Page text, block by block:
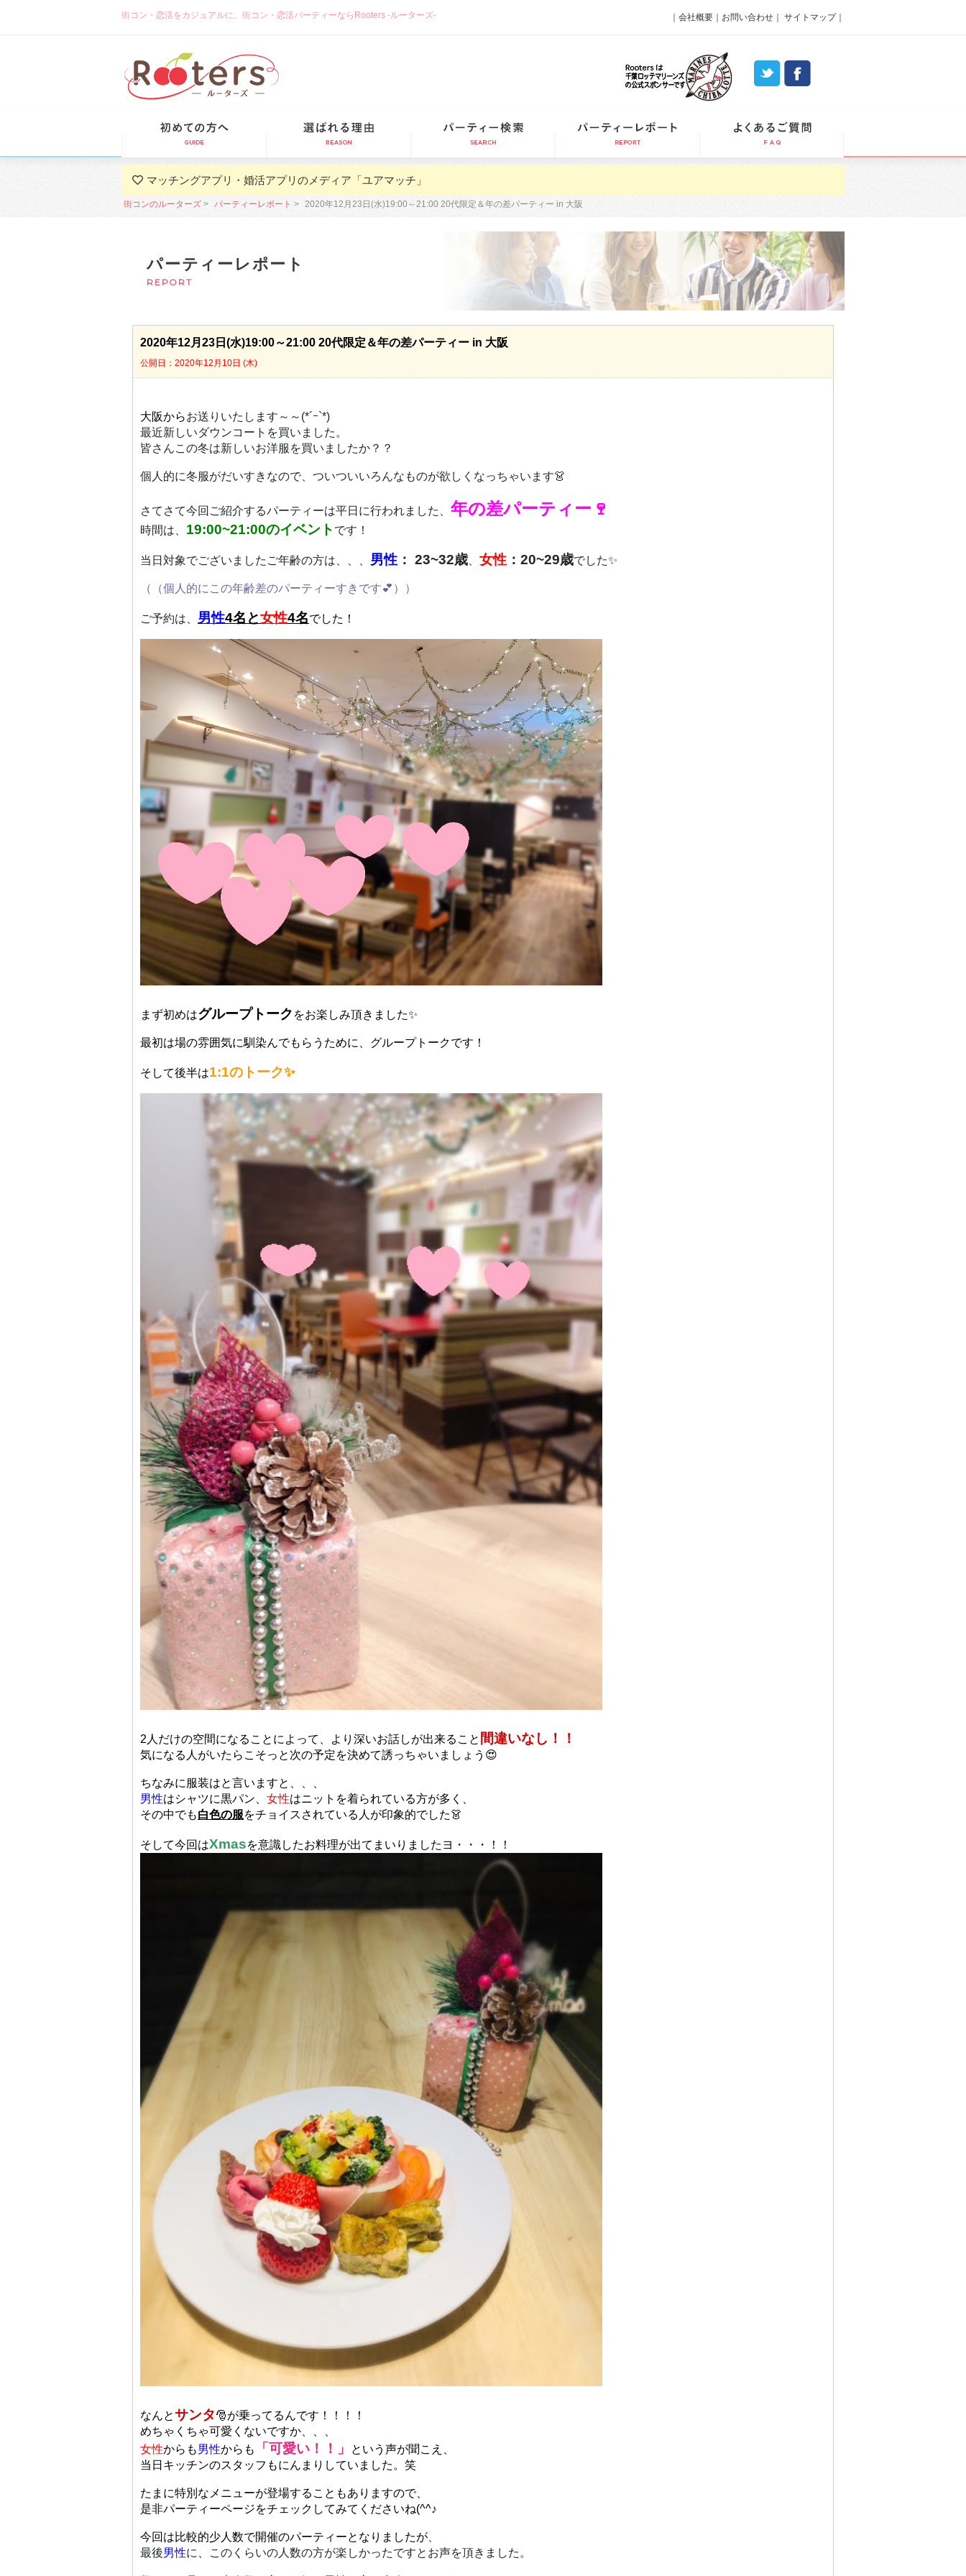
街コン・恋活をカジュアルに。街コン・恋活パーティーならRooters -ルーターズ- 会社概要 お問い合わせ サイトマップ｜
マッチングアプリ・婚活アプリのメディア「ユアマッチ」
街コンのルーターズ パーティーレポート 2020年12月23日(水)19:00～21:00 20代限定＆年の差パーティー in 大阪
パーティーレポート
REPORT
2020年12月23日(水)19:00～21:00 20代限定＆年の差パーティー in 大阪
公開日：2020年12月10日 (木)
大阪からお送りいたします～～(*´ｰ`*)
最近新しいダウンコートを買いました。
皆さんこの冬は新しいお洋服を買いましたか？？
個人的に冬服がだいすきなので、ついついいろんなものが欲しくなっちゃいます👗
さてさて今回ご紹介するパーティーは平日に行われました、 年の差パーティー🍷
時間は、 19:00~21:00のイベント です！
当日対象でございましたご年齢の方は、、、 男性 ： 23~32歳 女性 ：20~29歳でした✨
（（個人的にこの年齢差のパーティーすきです💕））
ご予約は、 男性4名と女性4名でした！
まず初めはグループトーク をお楽しみ頂きました✨
最初は場の雰囲気に馴染んでもらうために、グループトークです！
そして後半は1:1のトーク✨
2人だけの空間になることによって、より深いお話しが出来ること 間違いなし！！
気になる人がいたらこそっと次の予定を決めて誘っちゃいましょう😍
ちなみに服装はと言いますと、、、
男性はシャツに黒パン、 女性はニットを着られている方が多く、
その中でも白色の服をチョイスされている人が印象的でした👗
そして今回はXmasを意識したお料理が出てまいりましたヨ・・・ ！！
なんとサンタ🎅が乗ってるんです！！！！
めちゃくちゃ可愛くないですか、、、
女性からも男性からも 「可愛い！！」
という声が聞こえ、
当日キッチンのスタッフもにんまりしていました。笑
たまに特別なメニューが登場することもありますので、
是非パーティーページをチェックしてみてくださいね(^^♪
今回は比較的少人数で開催のパーティーとなりましたが
最後男性に、このくらいの人数の方が楽しかったですとお声を頂きました。